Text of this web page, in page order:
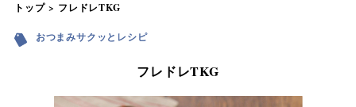
トップ フレドレTKG
おつまみサクッとレシピ
フレドレTKG